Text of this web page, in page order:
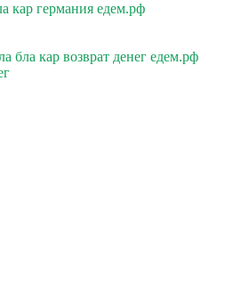
кар германия едем.рф
бла кар возврат денег едем.рф